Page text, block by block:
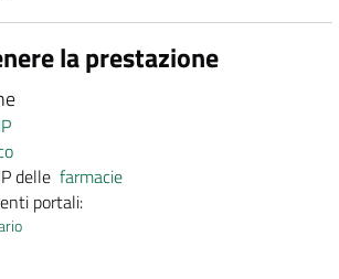
la prestazione
dellefarmacie
portali: